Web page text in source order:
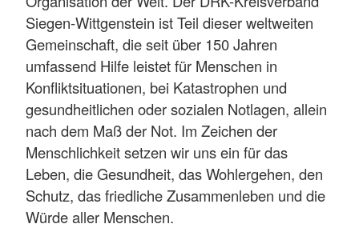
Siegen-Wittgenstein ist Teil dieser weltweiten
Gemeinschaft, die seit über 150 Jahren
umfassend Hilfe leistet für Menschen in
Konfliktsituationen, bei Katastrophen und
gesundheitlichen oder sozialen Notlagen, allein
nach dem Maß der Not. Im Zeichen der
Menschlichkeit setzen wir uns ein für das
Leben, die Gesundheit, das Wohlergehen, den
Schutz, das friedliche Zusammenleben und die
Würde aller Menschen.